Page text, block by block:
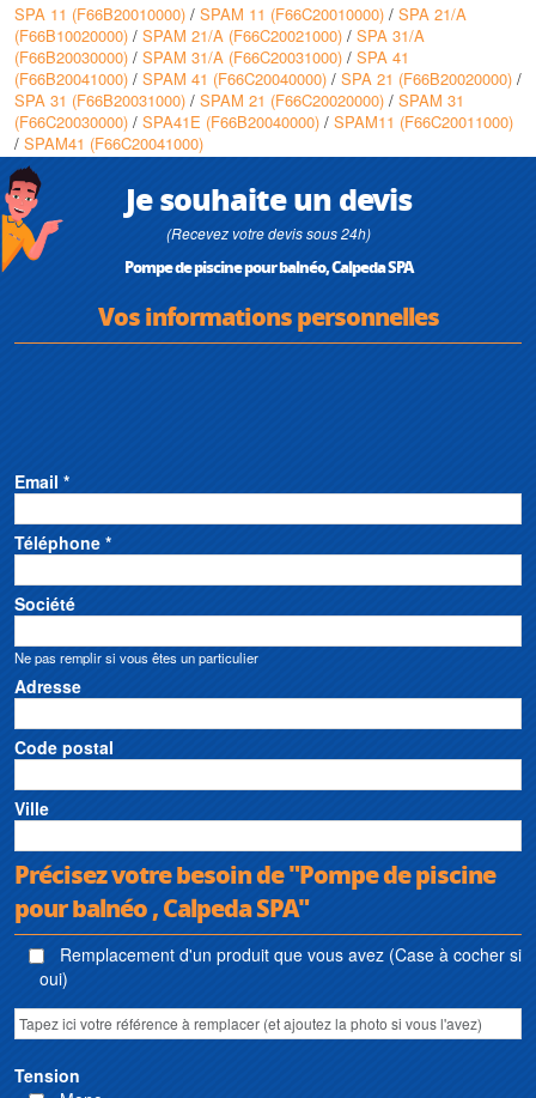
SPA 11 (F66B20010000) / SPAM 11 (F66C20010000) / SPA 21/A
(F66B10020000) / SPAM 21/A (F66C20021000) / SPA 31/A
(F66B20030000) / SPAM 31/A (F66C20031000) / SPA 41
(F66B20041000) / SPAM 41 (F66C20040000) / SPA 21 (F66B20020000) /
SPA 31 (F66B20031000) / SPAM 21 (F66C20020000) / SPAM 31
(F66C20030000) / SPA41E (F66B20040000) / SPAM11 (F66C20011000)
/ SPAM41 (F66C20041000)
Je souhaite un devis
(Recevez votre devis sous 24h)
Pompe de piscine pour balnéo, Calpeda SPA
Vos informations personnelles
Email *
Téléphone *
Société
Ne pas remplir si vous êtes un particulier
Adresse
Code postal
Ville
Précisez votre besoin de "Pompe de piscine
pour balnéo , Calpeda SPA"
Remplacement d'un produit que vous avez (Case à cocher si
oui)
Tension